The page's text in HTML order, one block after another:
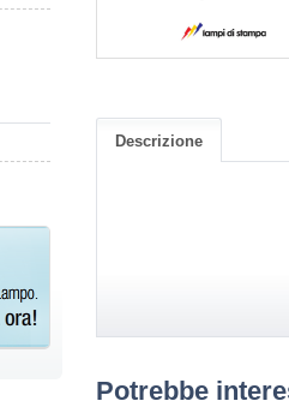
Descrizione
Potrebbe